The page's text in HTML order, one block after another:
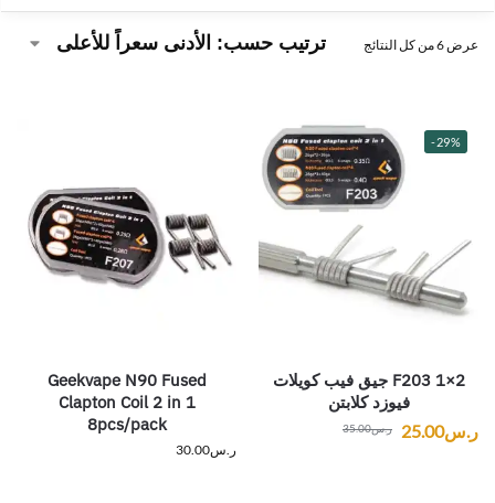
عرض ⁦6⁩ من كل النتائج
-29%
2×1 F203 جيق فيب كويلات
فيوزد كلابتن
ر.س35.00 ر.س25.00
Geekvape N90 Fused
Clapton Coil 2 in 1
8pcs/pack
ر.س30.00